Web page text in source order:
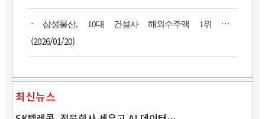
-삼성물산, 10대 건설사 해외수주액 1위 복귀
(2026/01/20)
최신뉴스